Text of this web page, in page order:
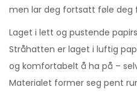
men lar deg fortsatt føle deg
Laget i lett og pustende
Stråhatten er laget i luftig
og komfortabelt å ha på –
Materialet former seg pent